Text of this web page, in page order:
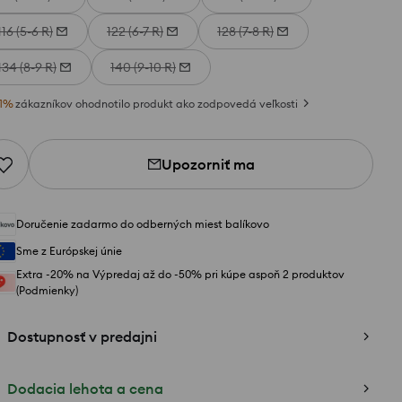
(5-6 R) 122 (6-7 R) 128 (7-8 R)
(8-9 R) 140 (9-10 R)
%zákazníkov ohodnotilo produkt ako zodpovedá veľkosti
Upozorniť ma
Doručenie zadarmo do odberných miest balíkovo
Sme z Európskej únie
Extra -20% na Výpredaj až do -50% pri kúpe aspoň 2 produktov
(Podmienky)
Dostupnosť v predajni
Dodacia lehota a cena